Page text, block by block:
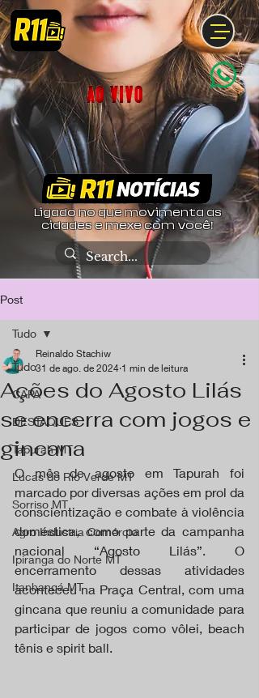
Ligado no que movimenta as
cidades e mexe com você!
Post
Tudo
CAPA
DESTAQUES
Tapurah MT
Lucas do Rio Verde MT
Sorriso MT
Agro Industria Comércio
Ipiranga do Norte MT
Itanhangá MT
Tudo
Ações do Agosto Lilás
se encerra com jogos e
gincana
Reinaldo Stachiw
31 de ago. de 2024 1 min de leitura
O mês de agosto em Tapurah foi
marcado por diversas ações em prol da
conscientização e combate à violência
doméstica, como parte da campanha
nacional “Agosto Lilás”. O
encerramento dessas atividades
aconteceu na Praça Central, com uma
gincana que reuniu a comunidade para
participar de jogos como vôlei, beach
tênis e spirit ball.